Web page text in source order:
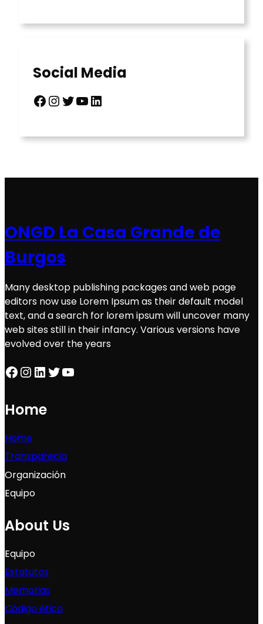
Social Media
Facebook InstagramTwitter YouTube LinkedIn
ONGD La Casa Grande de
Burgos
Many desktop publishing packages and web page
editors now use Lorem Ipsum as their default model
text, and a search for lorem ipsum will uncover many
web sites still in their infancy. Various versions have
evolved over the years
Facebook InstagramLinkedIn Twitter YouTube
Home
Home
Transparecia
Organización
Equipo
About Us
Equipo
Estatutos
Memorias
Código ético